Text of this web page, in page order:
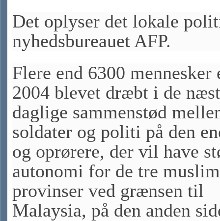
Det oplyser det lokale
nyhedsbureauet AFP.
Flere end 6300 mennesker
2004 blevet dræbt i de
daglige sammenstød
soldater og politi på den
og oprørere, der vil have
autonomi for de tre
provinser ved grænsen til
Malaysia, på den anden